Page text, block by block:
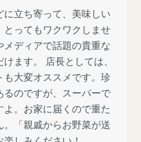
立ち寄って、美味しい
とってもワクワクしませ
ディアで話題の貴重な
ます。 店長としては、
大変オススメです。珍
るのですが、スーパーで
。お家に届くので重た
「親戚からお野菜が送